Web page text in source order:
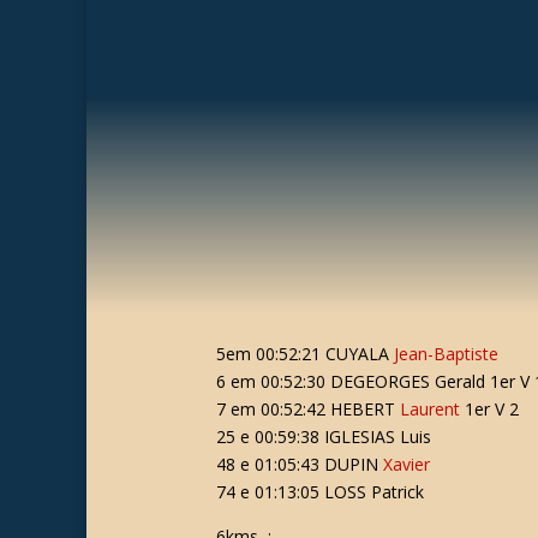
5em 00:52:21 CUYALA Jean-Baptiste
6 em 00:52:30 DEGEORGES Gerald 1er V
7 em 00:52:42 HEBERT Laurent1er V 2
25 e 00:59:38 IGLESIAS Luis
48 e 01:05:43 DUPIN Xavier
74 e 01:13:05 LOSS Patrick